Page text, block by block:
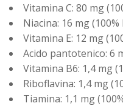
Vitamina C: 80 mg
Niacina: 16 mg (100%
Vitamina E: 12 mg
Acido pantotenico: 6
Vitamina B6: 1,4 mg
Riboflavina: 1,4 mg
Tiamina: 1,1 mg